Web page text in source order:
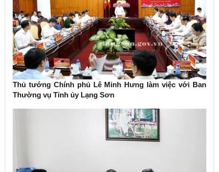
Thủ tướng Chính phủ Lê Minh Hưng làm việc với Ban
Thường vụ Tỉnh ủy Lạng Sơn